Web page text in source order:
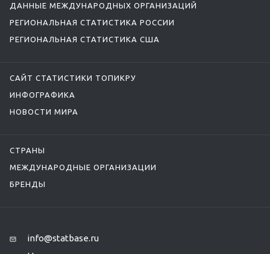
ДАННЫЕ МЕЖДУНАРОДНЫХ ОРГАНИЗАЦИЙ
РЕГИОНАЛЬНАЯ СТАТИСТИКА РОССИИ
РЕГИОНАЛЬНАЯ СТАТИСТИКА США
САЙТ СТАТИСТИКИ ТОПИКРУ
ИНФОГРАФИКА
НОВОСТИ МИРА
СТРАНЫ
МЕЖДУНАРОДНЫЕ ОРГАНИЗАЦИИ
БРЕНДЫ
info@statbase.ru